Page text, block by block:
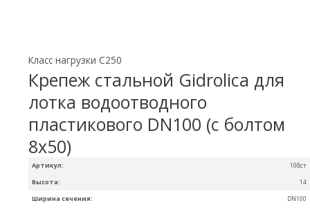
Артикул: 108ст
Ширина сечения: DN100
Высота: 14
Класс нагрузки C250
Крепеж стальной Gidrolica для
лотка водоотводного
пластикового DN100 (с болтом
8х50)